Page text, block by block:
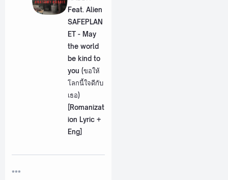
Feat. Alien
SAFEPLAN
ET - May
the world
be kind to
you (ขอให้
โลกนี้ใจดีกับ
เธอ)
[Romanizat
ion Lyric +
Eng]
***